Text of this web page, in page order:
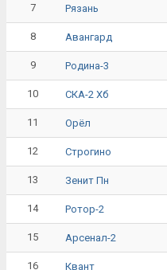
7 Рязань
8 Авангард
9 Родина-3
10 СКА-2 Хб
11 Орёл
12 Строгино
13 Зенит Пн
14 Ротор-2
15 Арсенал-2
16 Квант